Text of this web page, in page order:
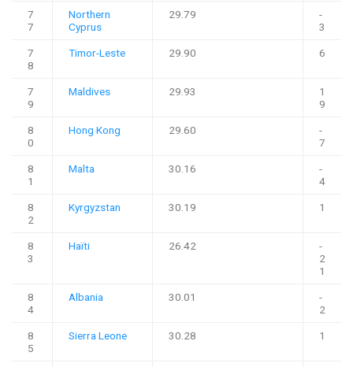
7
7
Northern
Cyprus
29.79
-
3
7
8
Timor-Leste 29.90 6
7
9
Maldives 29.93
1
9
8
0
Hong Kong 29.60
-
7
8
1
Malta 30.16
-
4
8
2
Kyrgyzstan 30.19 1
8
3
Haïti 26.42
-
2
1
8
4
Albania 30.01
-
2
8
5
Sierra Leone 30.28 1